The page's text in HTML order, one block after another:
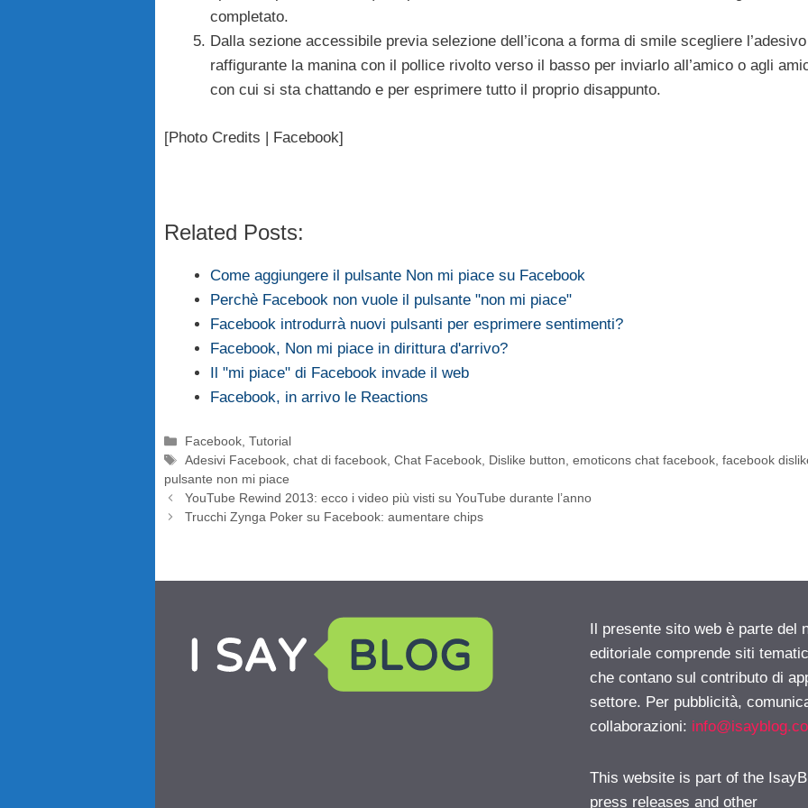
completato.
Dalla sezione accessibile previa selezione dell’icona a forma di smile scegliere l’adesivo
raffigurante la manina con il pollice rivolto verso il basso per inviarlo all’amico o agli
con cui si sta chattando e per esprimere tutto il proprio disappunto.
[Photo Credits | Facebook]
Related Posts:
Come aggiungere il pulsante Non mi piace su Facebook
Perchè Facebook non vuole il pulsante "non mi piace"
Facebook introdurrà nuovi pulsanti per esprimere sentimenti?
Facebook, Non mi piace in dirittura d'arrivo?
Il "mi piace" di Facebook invade il web
Facebook, in arrivo le Reactions
Categorie
Facebook,Tutorial
Tag
Adesivi Facebook,chat di facebook,Chat Facebook, Dislike button,emoticons chat facebook,facebook
pulsante non mi piace
YouTube Rewind 2013: ecco i video più visti su YouTube durante l’anno
Trucchi Zynga Poker su Facebook: aumentare chips
Il presente sito web è parte
editoriale comprende siti
che contano sul contributo di
settore. Per pubblicità,
collaborazioni:
This website is part of the
press releases and other